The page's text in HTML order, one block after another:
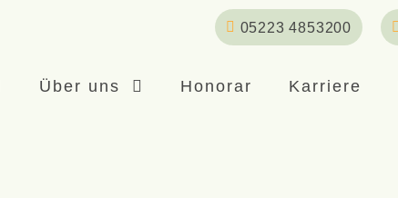
05223 4853200
Über uns Honorar Karriere